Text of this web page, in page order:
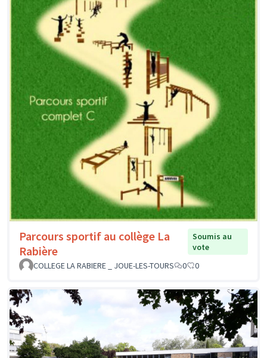
Parcours sportif au collège La
Rabière
Soumis au
vote
COLLEGE LA RABIERE _ JOUE-LES-TOURS
0 0